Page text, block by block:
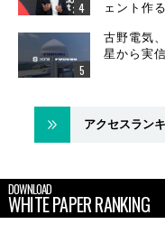
ェント作る
古野電気
星から実
アクセスラン
DOWNLOAD
WHITE PAPER RANKING